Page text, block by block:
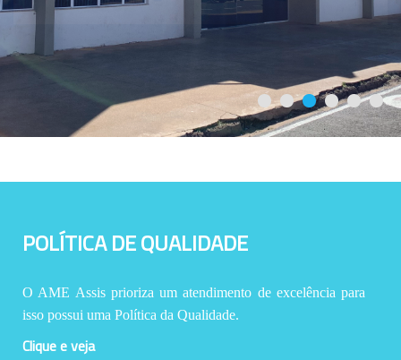
POLÍTICA DE QUALIDADE
O AME Assis prioriza um atendimento de excelência para
isso possui uma Política da Qualidade.
Clique e veja